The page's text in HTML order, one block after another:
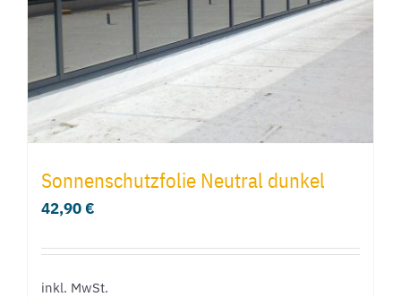
Sonnenschutzfolie Neutral dunkel
42,90€
inkl. MwSt.